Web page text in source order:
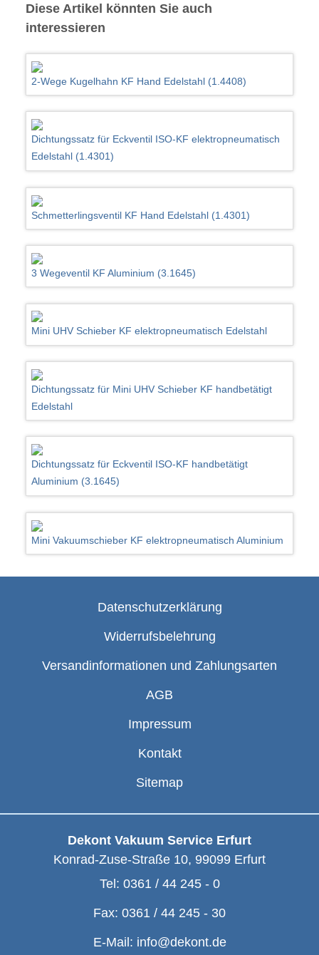
Diese Artikel könnten Sie auch
interessieren
2-Wege Kugelhahn KF Hand Edelstahl (1.4408)
Dichtungssatz für Eckventil ISO-KF elektropneumatisch
Edelstahl (1.4301)
Schmetterlingsventil KF Hand Edelstahl (1.4301)
3 Wegeventil KF Aluminium (3.1645)
Mini UHV Schieber KF elektropneumatisch Edelstahl
Dichtungssatz für Mini UHV Schieber KF handbetätigt
Edelstahl
Dichtungssatz für Eckventil ISO-KF handbetätigt
Aluminium (3.1645)
Mini Vakuumschieber KF elektropneumatisch Aluminium
Datenschutzerklärung
Widerrufsbelehrung
Versandinformationen und Zahlungsarten
AGB
Impressum
Kontakt
Sitemap
Dekont Vakuum Service Erfurt
Konrad-Zuse-Straße 10, 99099 Erfurt
Tel: 0361 / 44 245 - 0
Fax: 0361 / 44 245 - 30
E-Mail: info@dekont.de